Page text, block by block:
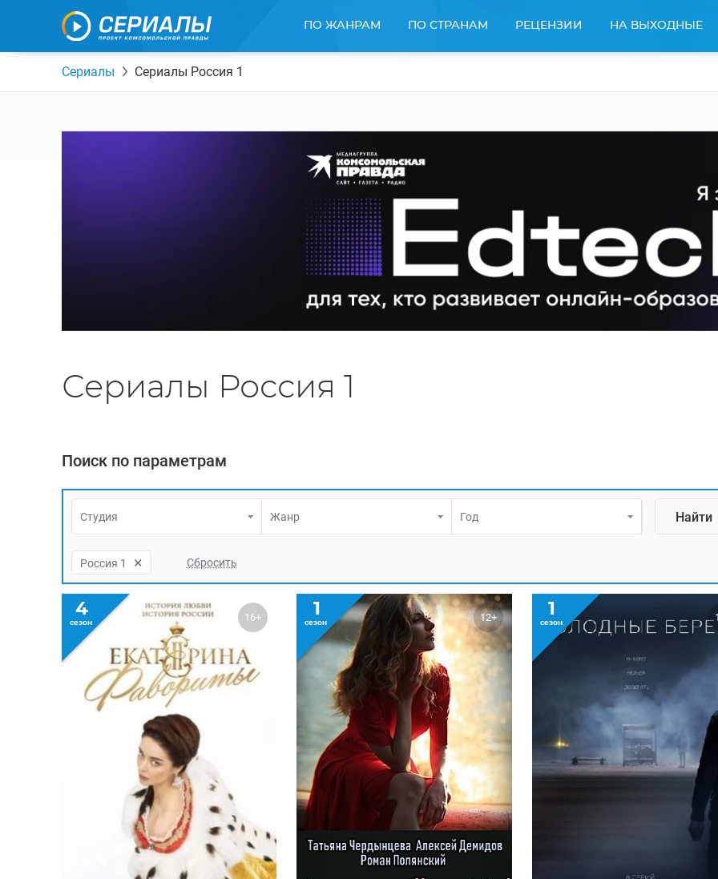
ПО ЖАНРАМ ПО СТРАНАМ РЕЦЕНЗИИ НА ВЫХОДНЫЕ
Сериалы Сериалы Россия 1
Сериалы Россия 1
Поиск по параметрам
Студия Жанр Год
Россия 1 ×
4
сезон 16+ 1
сезон 12+ 1
сезон